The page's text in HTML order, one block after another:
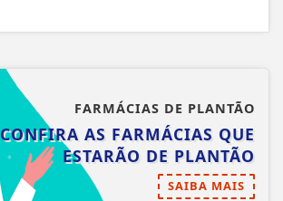
FARMÁCIAS DE PLANTÃO
CONFIRA AS FARMÁCIAS QUE
ESTARÃO DE PLANTÃO
SAIBA MAIS